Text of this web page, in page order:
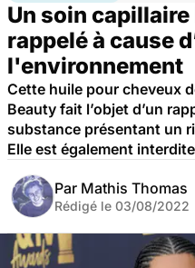
Un soin
rappelé à cause
l'environnement
Cette huile pour cheveux
Beauty fait l’objet d’un
substance présentant un
Elle est également
Par Mathis Thomas
Rédigé le 03/08/2022